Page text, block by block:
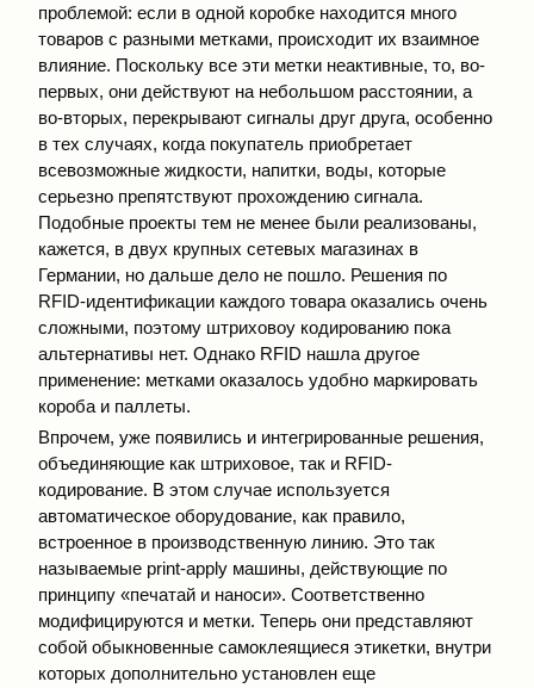
проблемой: если в одной коробке находится много
товаров с разными метками, происходит их взаимное
влияние. Поскольку все эти метки неактивные, то, во-
первых, они действуют на небольшом расстоянии, а
во-вторых, перекрывают сигналы друг друга, особенно
в тех случаях, когда покупатель приобретает
всевозможные жидкости, напитки, воды, которые
серьезно препятствуют прохождению сигнала.
Подобные проекты тем не менее были реализованы,
кажется, в двух крупных сетевых магазинах в
Германии, но дальше дело не пошло. Решения по
RFID-идентификации каждого товара оказались очень
сложными, поэтому штриховоу кодированию пока
альтернативы нет. Однако RFID нашла другое
применение: метками оказалось удобно маркировать
короба и паллеты.
Впрочем, уже появились и интегрированные решения,
объединяющие как штриховое, так и RFID-
кодирование. В этом случае используется
автоматическое оборудование, как правило,
встроенное в производственную линию. Это так
называемые print-apply машины, действующие по
принципу «печатай и наноси». Соответственно
модифицируются и метки. Теперь они представляют
собой обыкновенные самоклеящиеся этикетки, внутри
которых дополнительно установлен еще